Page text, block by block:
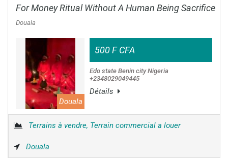
For Money Ritual Without A Human Being Sacrifice
Douala
Douala
500 F CFA
Edo state Benin city Nigeria
+2348029049445
Détails
Terrains à vendre, Terrain commercial a louer
Douala